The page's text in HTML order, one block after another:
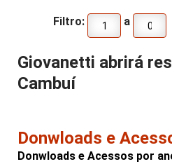
Filtro: a
Giovanetti abrirá
Cambuí
Donwloads e
Donwloads e Acessos por